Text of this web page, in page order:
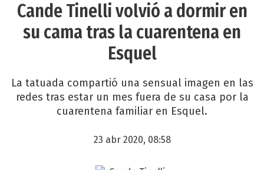
Cande Tinelli volvió a dormir en
su cama tras la cuarentena en
Esquel
La tatuada compartió una sensual imagen en las
redes tras estar un mes fuera de su casa por la
cuarentena familiar en Esquel.
23 abr 2020, 08:58